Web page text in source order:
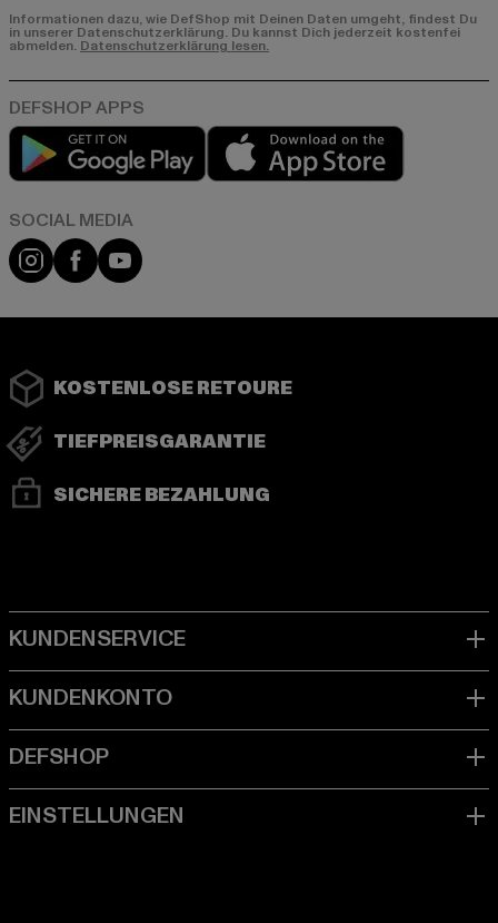
Informationen dazu, wie DefShop mit Deinen Daten umgeht, findest Du
in unserer Datenschutzerklärung. Du kannst Dich jederzeit kostenfei
abmelden. Datenschutzerklärung lesen.
Play market
Instagram
FacebookYouTube
KOSTENLOSE RETOURE
TIEFPREISGARANTIE
SICHERE BEZAHLUNG